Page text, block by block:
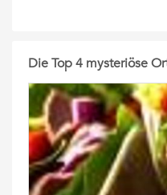
Die Top 4 mysteriöse